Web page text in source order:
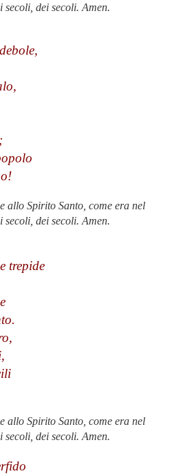
dei secoli. Amen.
allo Spirito Santo, come era nel
dei secoli. Amen.
trepide
allo Spirito Santo, come era nel
dei secoli. Amen.